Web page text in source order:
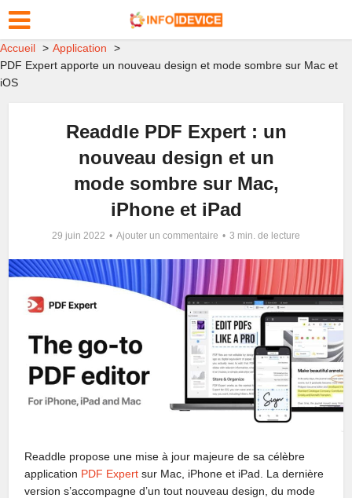
Accueil
Application
PDF Expert apporte un nouveau design et mode sombre sur Mac et
iOS
Readdle PDF Expert : un
nouveau design et un
mode sombre sur Mac,
iPhone et iPad
29 juin 2022 Ajouter un commentaire 3 min. de lecture
Readdle propose une mise à jour majeure de sa célèbre
application PDF Expert sur Mac, iPhone et iPad. La dernière
version s’accompagne d’un tout nouveau design, du mode